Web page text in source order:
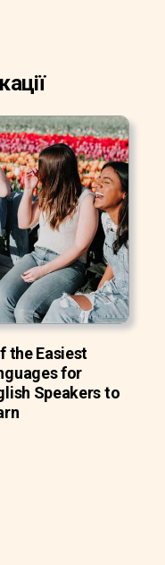
the Easiest
for
Speakers to